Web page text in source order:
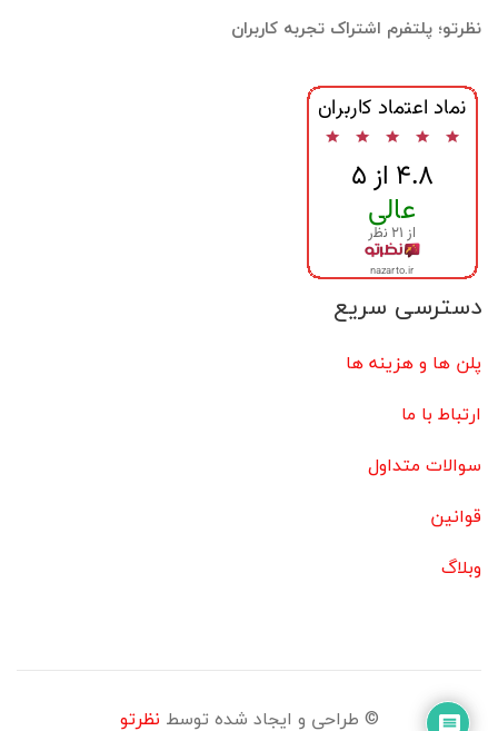
نظرتو؛ پلتفرم اشتراک تجربه کاربران
دسترسی سریع
پلن ها و هزینه ها
ارتباط با ما
سوالات متداول
قوانین
وبلاگ
© طراحی و ایجاد شده توسط نظرتو